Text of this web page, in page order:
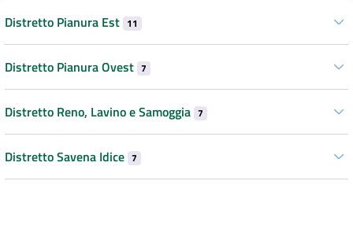
Distretto Pianura Est 11
Distretto Pianura Ovest 7
Distretto Reno, Lavino e Samoggia 7
Distretto Savena Idice 7